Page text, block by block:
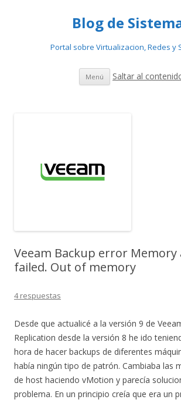
Blog de
Portal sobre Virtualizacion, Redes y
Menú Saltar al
Veeam Backup error Memory
failed. Out of memory
4 respuestas
Desde que actualicé a la versión 9 de
Replication desde la versión 8 he ido
hora de hacer backups de diferentes
había ningún tipo de patrón. Cambiaba las
de host haciendo vMotion y parecía
problema. En un principio creía que era un